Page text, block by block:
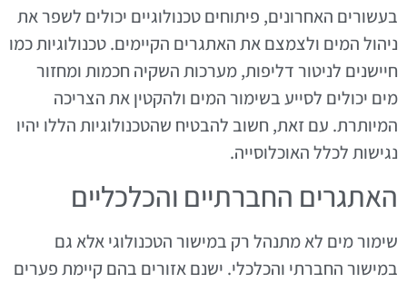
בעשורים האחרונים, פיתוחים טכנולוגיים יכולים לשפר את
ניהול המים ולצמצם את האתגרים הקיימים. טכנולוגיות כמו
חיישנים לניטור דליפות, מערכות השקיה חכמות ומחזור
מים יכולים לסייע בשימור המים ולהקטין את הצריכה
המיותרת. עם זאת, חשוב להבטיח שהטכנולוגיות הללו יהיו
נגישות לכלל האוכלוסייה.
האתגרים החברתיים והכלכליים
שימור מים לא מתנהל רק במישור הטכנולוגי אלא גם
במישור החברתי והכלכלי. ישנם אזורים בהם קיימת פערים